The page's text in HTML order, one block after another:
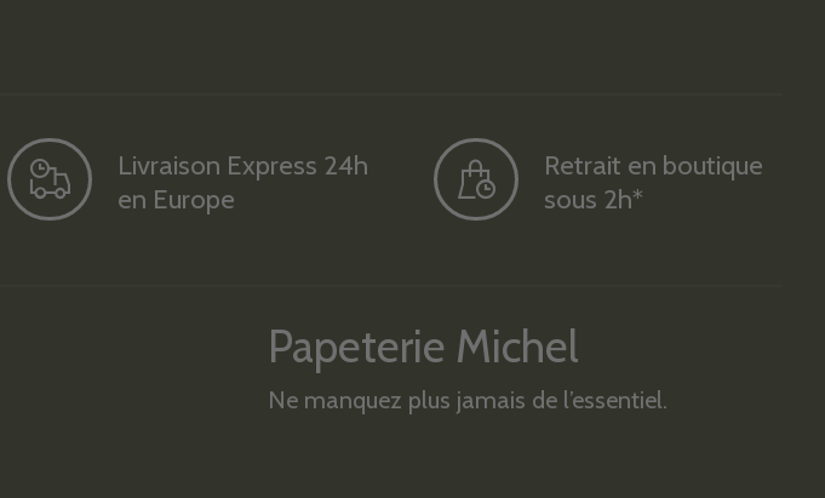
Livraison Express 24h
en Europe
Retrait en boutique
sous 2h*
Papeterie Michel
Ne manquez plus jamais de l’essentiel.